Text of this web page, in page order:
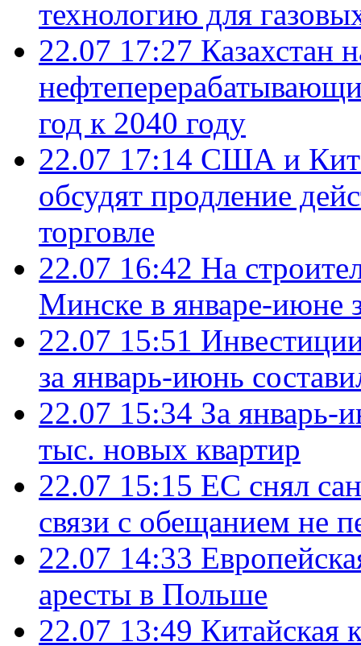
технологию для
22.07 17:27 Казахстан
год к 2040 году
22.07 17:14 США и
обсудят продление
торговле
22.07 16:42 На
Минске в январе-июне
22.07 15:51
за январь-июнь
22.07 15:34 За январь-
тыс. новых квартир
22.07 15:15 ЕС снял
связи с обещанием не
22.07 14:33
аресты в Польше
22.07 13:49 Китайская